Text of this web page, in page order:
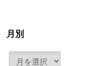
月別